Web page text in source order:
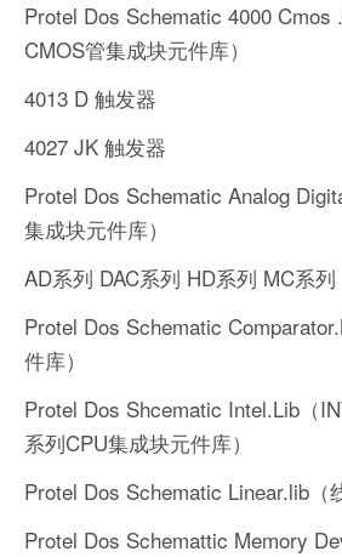
Protel Dos Schematic 4000 Cmos
CMOS管集成块元件库）
4013 D 触发器
4027 JK 触发器
Protel Dos Schematic Analog
集成块元件库）
AD系列 DAC系列 HD系列 MC系列
Protel Dos Schematic
件库）
Protel Dos Shcematic Intel.Lib（
系列CPU集成块元件库）
Protel Dos Schematic Linear.lib（
Protel Dos Schemattic Memory